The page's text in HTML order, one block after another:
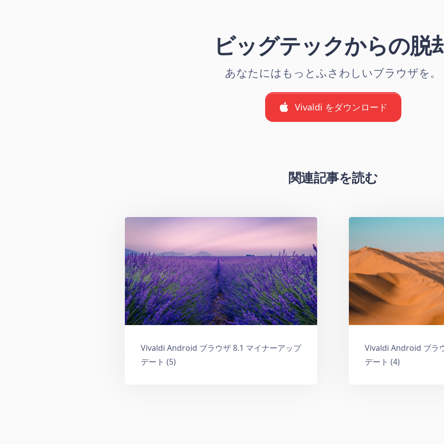
ビッグテックからの脱
あなたにはもっとふさわしいブラウザを。
Vivaldi をダウンロード
関連記事を読む
Vivaldi Android ブラウザ 8.1 マイナーアップ
デート (5)
Vivaldi Android ブラ
デート (4)